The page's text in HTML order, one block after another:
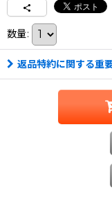
数量:
返品特約に関する重